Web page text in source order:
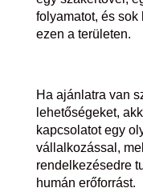
folyamatot, és
ezen a területen.
Ha ajánlatra van
lehetőségeket,
kapcsolatot egy
vállalkozással,
rendelkezésedre
humán erőforrást.